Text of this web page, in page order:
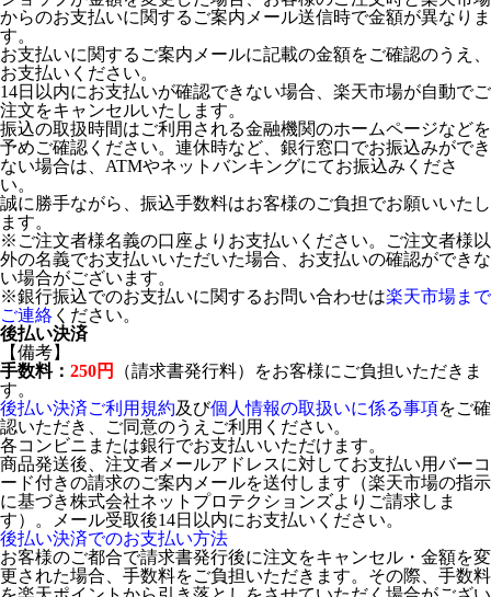
からのお支払いに関するご案内メール送信時で金額が異なりま
す。
お支払いに関するご案内メールに記載の金額をご確認のうえ、
お支払いください。
14日以内にお支払いが確認できない場合、楽天市場が自動でご
注文をキャンセルいたします。
振込の取扱時間はご利用される金融機関のホームページなどを
予めご確認ください。連休時など、銀行窓口でお振込みができ
ない場合は、ATMやネットバンキングにてお振込みくださ
い。
誠に勝手ながら、振込手数料はお客様のご負担でお願いいたし
ます。
※ご注文者様名義の口座よりお支払いください。ご注文者様以
外の名義でお支払いいただいた場合、お支払いの確認ができな
い場合がございます。
※銀行振込でのお支払いに関するお問い合わせは楽天市場まで
ご連絡 ください。
後払い決済
【備考】
手数料： 250円
（請求書発行料）をお客様にご負担いただきま
す。
後払い決済ご利用規約及び個人情報の取扱いに係る事項をご確
認いただき、ご同意のうえご利用ください。
各コンビニまたは銀行でお支払いいただけます。
商品発送後、注文者メールアドレスに対してお支払い用バーコ
ード付きの請求のご案内メールを送付します（楽天市場の指示
に基づき株式会社ネットプロテクションズよりご請求しま
す）。メール受取後14日以内にお支払いください。
後払い決済でのお支払い方法
お客様のご都合で請求書発行後に注文をキャンセル・金額を変
更された場合、手数料をご負担いただきます。その際、手数料